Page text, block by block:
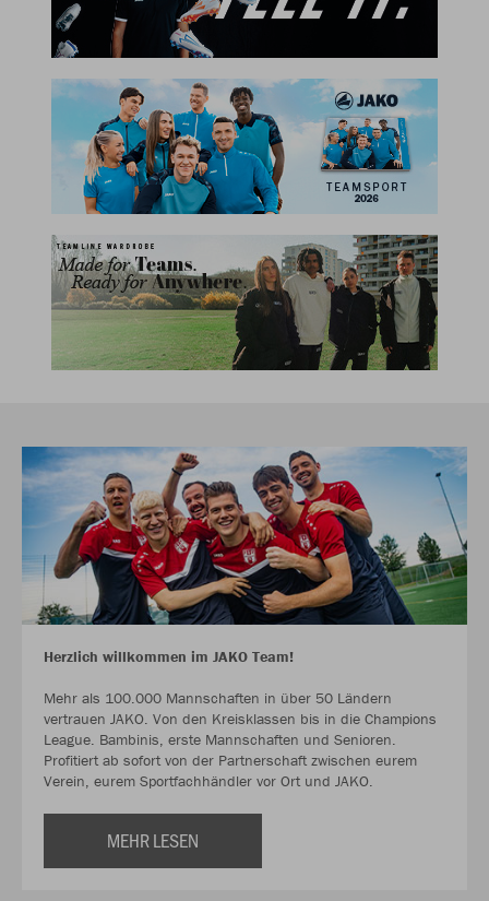
Herzlich willkommen im JAKO Team!
Mehr als 100.000 Mannschaften in über 50 Ländern
vertrauen JAKO. Von den Kreisklassen bis in die Champions
League. Bambinis, erste Mannschaften und Senioren.
Profitiert ab sofort von der Partnerschaft zwischen eurem
Verein, eurem Sportfachhändler vor Ort und JAKO.
MEHR LESEN